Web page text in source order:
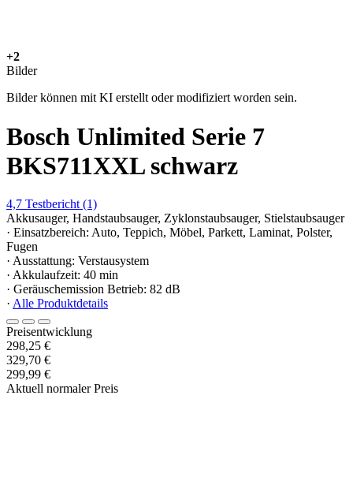
+2
Bilder
Bilder können mit KI erstellt oder modifiziert worden sein.
Bosch Unlimited Serie 7
BKS711XXL schwarz
4,7 Testbericht (1)
Akkusauger, Handstaubsauger, Zyklonstaubsauger, Stielstaubsauger
· Einsatzbereich: Auto, Teppich, Möbel, Parkett, Laminat, Polster,
Fugen
· Ausstattung: Verstausystem
· Akkulaufzeit: 40 min
· Geräuschemission Betrieb: 82 dB
· Alle Produktdetails
Preisentwicklung
298,25 €
329,70 €
299,99 €
Aktuell normaler Preis